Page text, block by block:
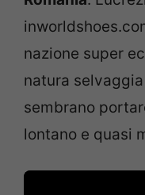
nazione super
natura
sembrano
lontano e quasi